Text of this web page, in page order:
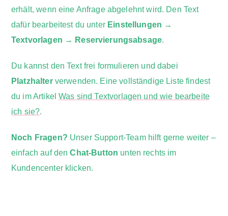
erhält, wenn eine Anfrage abgelehnt wird. Den Text
dafür bearbeitest du unter Einstellungen →
Textvorlagen → Reservierungsabsage.
Du kannst den Text frei formulieren und dabei
Platzhalterverwenden. Eine vollständige Liste findest
du im ArtikelWas sind Textvorlagen und wie bearbeite
ich sie?.
Noch Fragen? Unser Support-Team hilft gerne weiter –
einfach auf denChat-Button unten rechts im
Kundencenter klicken.